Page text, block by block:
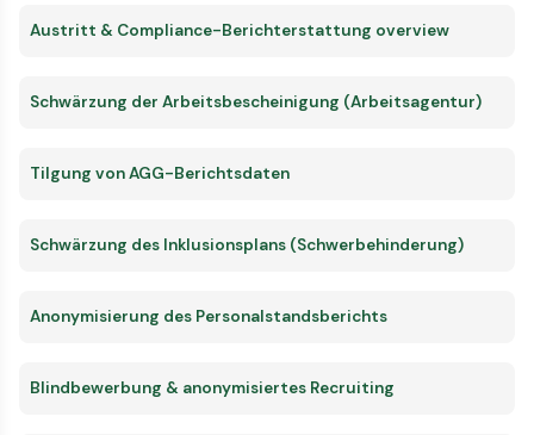
Austritt & Compliance-Berichterstattung overview
Schwärzung der Arbeitsbescheinigung (Arbeitsagentur)
Tilgung von AGG-Berichtsdaten
Schwärzung des Inklusionsplans (Schwerbehinderung)
Anonymisierung des Personalstandsberichts
Blindbewerbung & anonymisiertes Recruiting